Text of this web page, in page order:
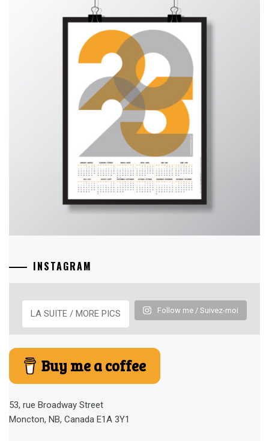
INSTAGRAM
LA SUITE / MORE PICS Follow me / Suivez-moi
Buy me a coffee
53, rue Broadway Street
Moncton, NB, Canada E1A 3Y1